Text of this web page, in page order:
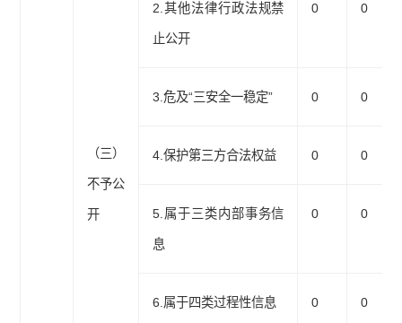
（三）
不予公
开
2.其他法律行政法规禁
止公开
0 0
3.危及“三安全一稳定” 0 0
4.保护第三方合法权益 0 0
5.属于三类内部事务信
息
0 0
6.属于四类过程性信息 0 0